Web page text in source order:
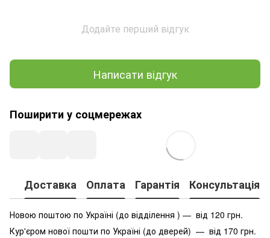
Додайте перший відгук
Написати відгук
Поширити у соцмережах
Доставка Оплата Гарантія Консультація
Новою поштою по Україні (до відділення ) — від 120 грн.
Кур'єром нової пошти по Україні (до дверей) — від 170 грн.